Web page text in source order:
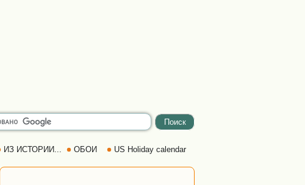
ИЗ ИСТОРИИ... ОБОИ US Holiday calendar